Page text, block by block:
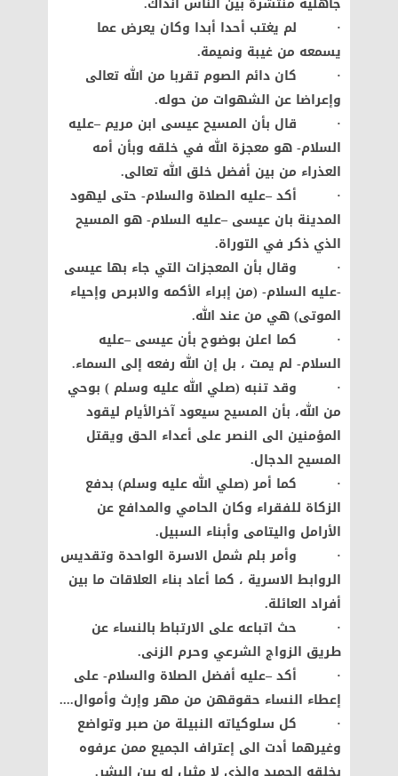
· لم يغتب أحدا أبدا وكان يعرض عما
يسمعه من غيبة ونميمة.
· كان دائم الصوم تقربا من الله تعالى
وإعراضا عن الشهوات من حوله.
· قال بأن المسيح عيسى ابن مريم –عليه
السلام- هو معجزة الله في خلقه وبأن أمه
العذراء من بين أفضل خلق الله تعالى.
· أكد –عليه الصلاة والسلام- حتى ليهود
المدينة بان عيسى –عليه السلام- هو المسيح
الذي ذكر في التوراة.
· وقال بأن المعجزات التي جاء بها عيسى
-عليه السلام- (من إبراء الأكمه والابرص وإحياء
الموتى) هي من عند الله.
· كما اعلن بوضوح بأن عيسى –عليه
السلام- لم يمت ، بل إن الله رفعه إلى السماء.
· وقد تنبه (صلي الله عليه وسلم ) بوحي
من الله، بأن المسيح سيعود آخرالأيام ليقود
المؤمنين الى النصر على أعداء الحق ويقتل
المسيح الدجال.
· كما أمر (صلي الله عليه وسلم) بدفع
الزكاة للفقراء وكان الحامي والمدافع عن
الأرامل واليتامى وأبناء السبيل.
· وأمر بلم شمل الاسرة الواحدة وتقديس
الروابط الاسرية ، كما أعاد بناء العلاقات ما بين
أفراد العائلة.
· حث اتباعه على الارتباط بالنساء عن
طريق الزواج الشرعي وحرم الزنى.
· أكد –عليه أفضل الصلاة والسلام- على
إعطاء النساء حقوقهن من مهر وإرث وأموال....
· كل سلوكياته النبيلة من صبر وتواضع
وغيرهما أدت الى إعتراف الجميع ممن عرفوه